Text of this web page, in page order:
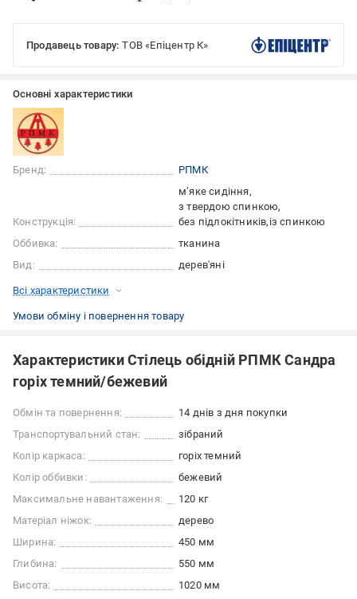
Продавець товару: ТОВ «Епіцентр К»
Основні характеристики
Бренд: РПМК
Конструкція:
м’яке сидіння
з твердою спинкою
без підлокітників із спинкою
Оббивка:
тканина
Вид:
дерев'яні
Всі характеристики
Умови обміну і повернення товару
Характеристики Стілець обідній РПМК Сандра
горіх темний/бежевий
Обмін та повернення:
14 днів з дня покупки
Транспортувальний стан:
зібраний
Колір каркаса:
горіх темний
Колір оббивки:
бежевий
Максимальне навантаження:
120 кг
Матеріал ніжок:
дерево
Ширина:
450 мм
Глибина:
550 мм
Висота:
1020 мм